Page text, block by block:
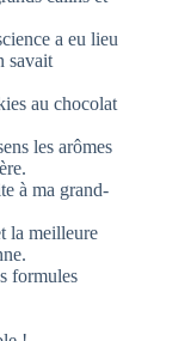
a eu lieu
savait
au chocolat
les arômes
à ma grand-
la meilleure
formules